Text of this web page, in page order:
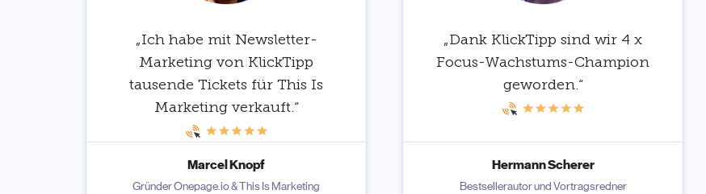
„Ich habe mit Newsletter-
Marketing von KlickTipp
tausende Tickets für This Is
Marketing verkauft.“
Marcel Knopf
Gründer Onepage.io & This Is Marketing
„Dank KlickTipp sind wir 4 x
Focus-Wachstums-Champion
geworden.“
Hermann Scherer
Bestsellerautor und Vortragsredner